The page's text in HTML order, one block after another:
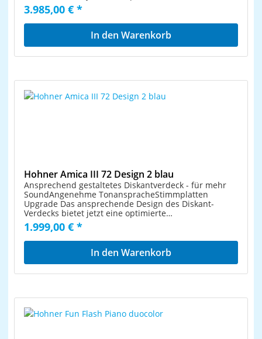
Klangabstrahlung mit mehr Dynamik. Diese
Stimmplatten ermöglichen dem Spieler dieser AMICA
eine aufgewertete und angenehme Tonansprache - in
den höchsten und tiefsten Tonlagen - für sein Spiel zu
nutzen. Ausgestattet ist die AMICA mit einem
und Ausdrucksmöglichkeit beim Einsatz in
Musikgruppen, Band oder Solo-Spiel. Für
unterschiedlichste Musikrichtungen für Zuhause oder
3.985,00 € *
In den Warenkorb
Hohner Amica III 72 Design 2 blau
Ansprechend gestaltetes Diskantverdeck - für mehr
SoundAngenehme TonanspracheStimmplatten
Upgrade Das ansprechende Design des Diskant-
Verdecks bietet jetzt eine optimierte
Klangabstrahlung mit mehr Dynamik. Diese
Stimmplatten ermöglichen dem Spieler dieser AMICA
eine aufgewertete und angenehme Tonansprache - in
den höchsten und tiefsten Tonlagen - für sein Spiel zu
nutzen. Ausgestattet ist die AMICA mit einem
und Ausdrucksmöglichkeit beim Einsatz in
Musikgruppen, Band oder Solo-Spiel. Für
unterschiedlichste Musikrichtungen für Zuhause oder
1.999,00 € *
In den Warenkorb